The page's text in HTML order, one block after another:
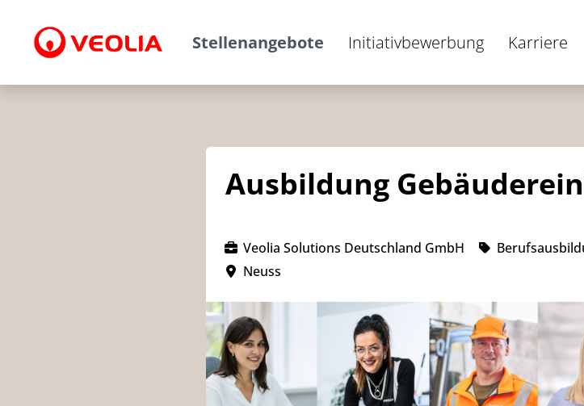
Stellenangebote Initiativbewerbung Karriere
Ausbildung
Veolia Solutions Deutschland GmbH
Neuss